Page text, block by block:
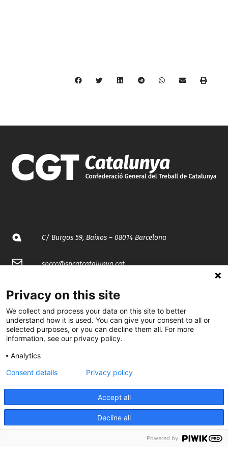
C/ Burgos 59, Baixos – 08014 Barcelona
spccc@spcgtcatalunya.cat
@CGTCatalunya
cgtcatalunya
CGTCatalunya
cgtcatalunya
Desenvolupat per
Privacy on this site
We collect and process your data on this site to better
understand how it is used. You can give your consent to all or
selected purposes, or you can decline them all. For more
information, see our privacy policy.
Analytics
Accept all
Decline all
Consent details Privacy policy
Powered by